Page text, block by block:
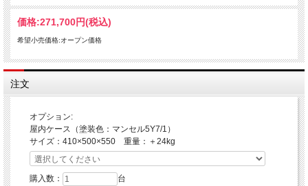
価格:271,700円(税込)
希望小売価格:オープン価格
注文
オプション:
屋内ケース（塗装色：マンセル5Y7/1）
サイズ：410×500×550 重量：＋24kg
購入数： 台